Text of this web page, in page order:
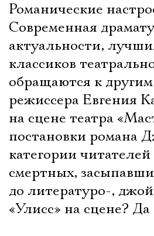
Романические
Современная
актуальности,
классиков
обращаются к
режиссера Евгения
на сцене театра
постановки романа
категории
смертных,
до литературо-,
«Улисс» на сцене?